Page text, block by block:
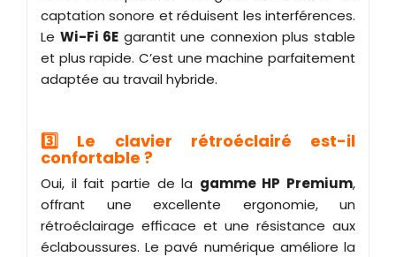
captation sonore et réduisent les interférences.
Le Wi-Fi 6E garantit une connexion plus stable
et plus rapide. C’est une machine parfaitement
adaptée au travail hybride.
3️⃣ Le clavier rétroéclairé est-il
confortable ?
Oui, il fait partie de la gamme HP Premium,
offrant une excellente ergonomie, un
rétroéclairage efficace et une résistance aux
éclaboussures. Le pavé numérique améliore la